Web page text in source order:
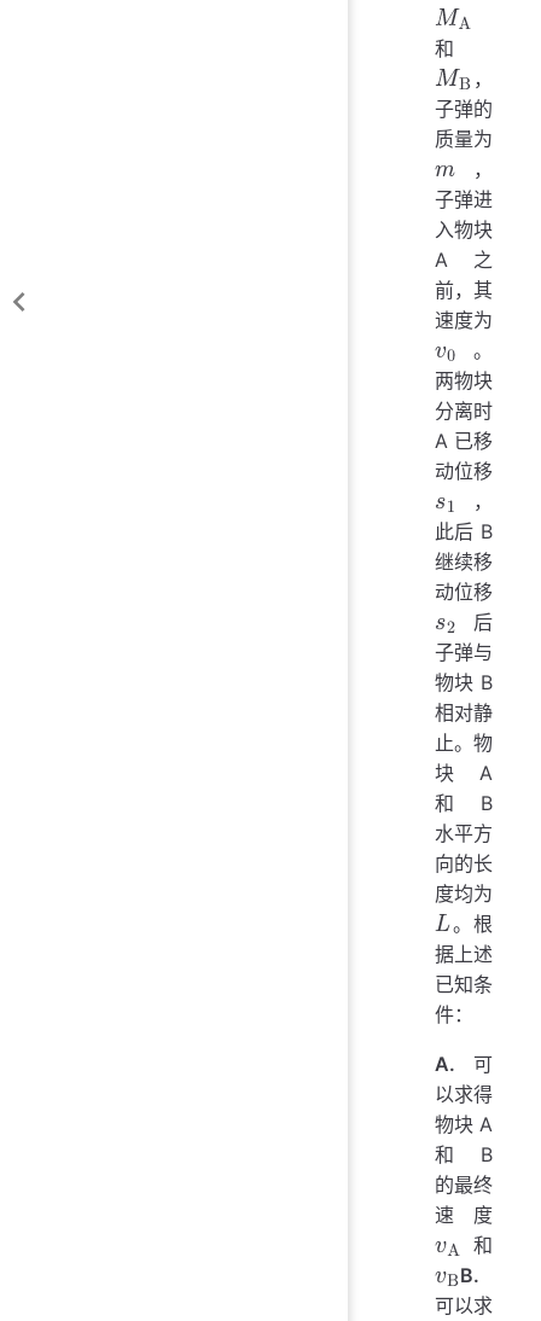
MA
和
MB
，
子弹的
质量为
m
，
子弹进
入物块
A 之
前，其
速度为
v0
。
两物块
分离时
A 已移
动位移
s1
，
此后 B
继续移
动位移
s2
后
子弹与
物块 B
相对静
止。物
块 A
和 B
水平方
向的长
度均为
L
。根
据上述
已知条
件：
A. 可
以求得
物块 A
和 B
的最终
速度
vA
和
vB
B.
可以求